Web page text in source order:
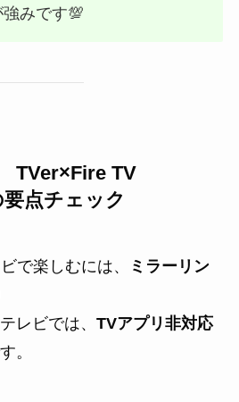
みです💯
TVer×Fire TV
点チェック
で楽しむには、
ミラーリン
レビでは、 TVアプリ非対応
。